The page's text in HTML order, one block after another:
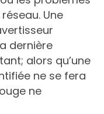
Une
dernière
alors qu’une
ne se fera
ne